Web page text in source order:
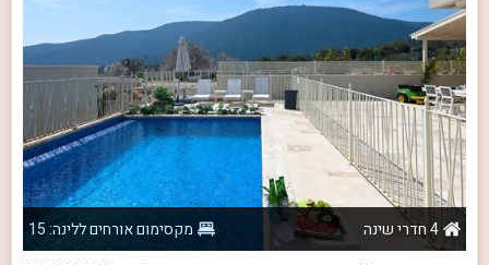
4 חדרי שינה
מקסימום אורחים ללינה: 15